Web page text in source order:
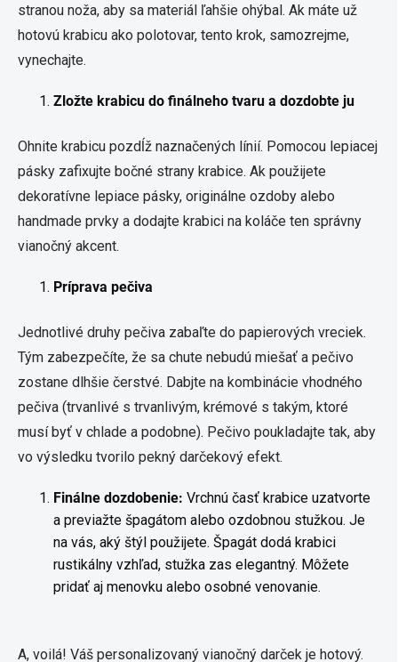
stranou noža, aby sa materiál ľahšie ohýbal. Ak máte už
hotovú krabicu ako polotovar, tento krok, samozrejme,
vynechajte.
Zložte krabicu do finálneho tvaru a dozdobte ju
Ohnite krabicu pozdĺž naznačených línií. Pomocou lepiacej
pásky zafixujte bočné strany krabice. Ak použijete
dekoratívne lepiace pásky, originálne ozdoby alebo
handmade prvky a dodajte krabici na koláče ten správny
vianočný akcent.
Príprava pečiva
Jednotlivé druhy pečiva zabaľte do papierových vreciek.
Tým zabezpečíte, že sa chute nebudú miešať a pečivo
zostane dlhšie čerstvé. Dabjte na kombinácie vhodného
pečiva (trvanlivé s trvanlivým, krémové s takým, ktoré
musí byť v chlade a podobne). Pečivo poukladajte tak, aby
vo výsledku tvorilo pekný darčekový efekt.
Finálne dozdobenie: Vrchnú časť krabice uzatvorte
a previažte špagátom alebo ozdobnou stužkou. Je
na vás, aký štýl použijete. Špagát dodá krabici
rustikálny vzhľad, stužka zas elegantný. Môžete
pridať aj menovku alebo osobné venovanie.
A, voilá! Váš personalizovaný vianočný darček je hotový.